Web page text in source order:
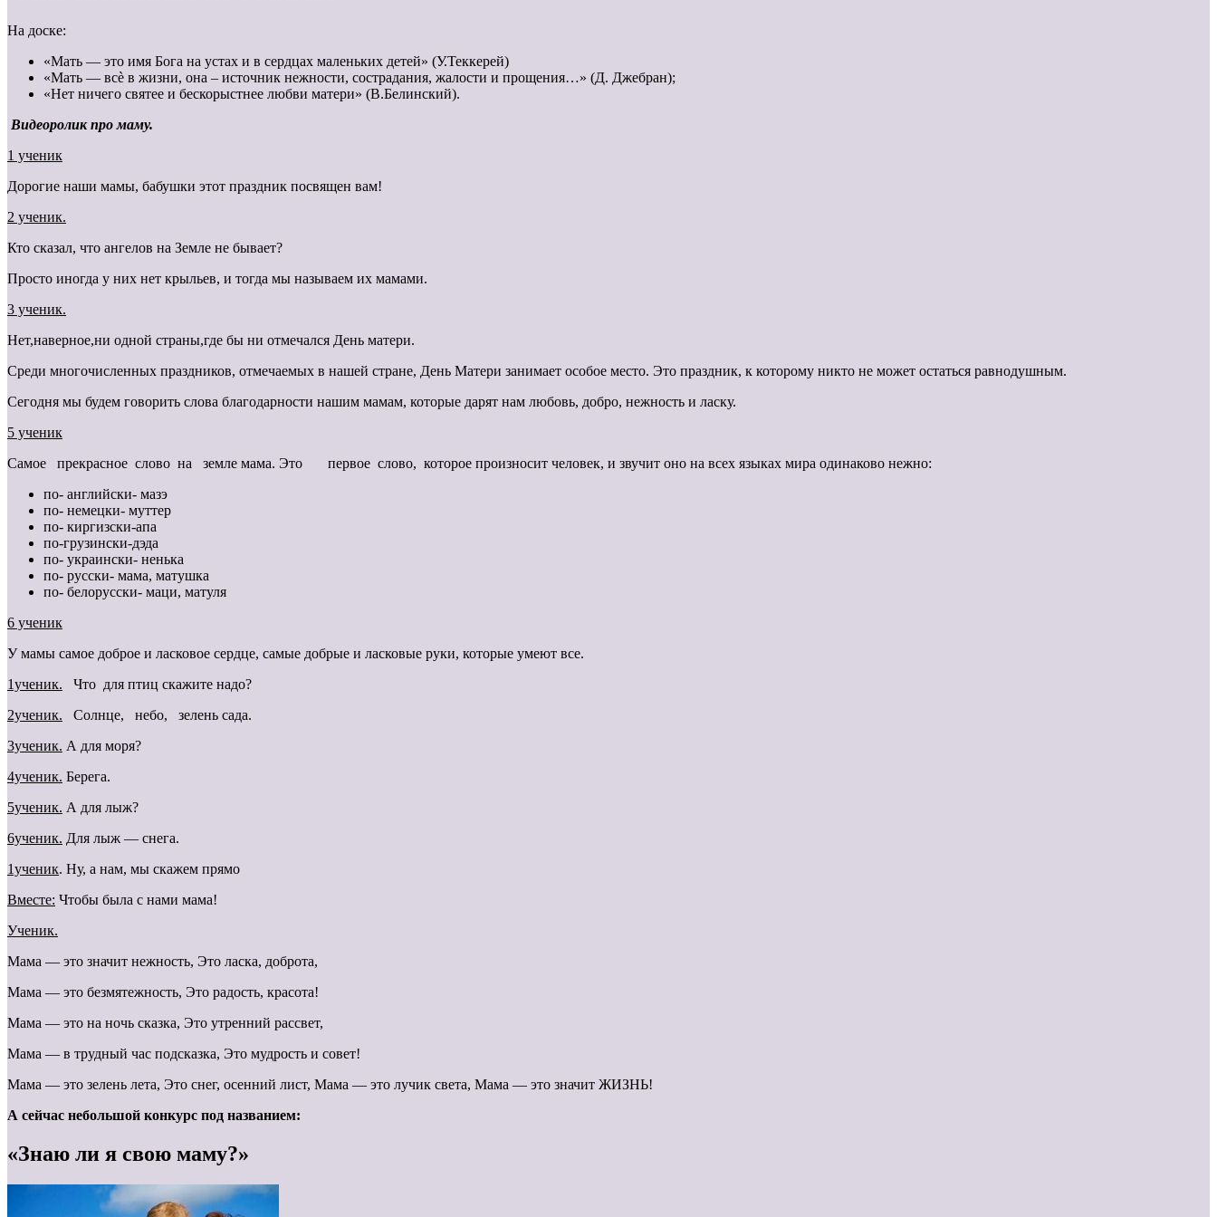
На доске:
«Мать — это имя Бога на устах и в сердцах маленьких детей» (У.Теккерей)
«Мать — всѐ в жизни, она – источник нежности, сострадания, жалости и прощения…» (Д. Джебран);
«Нет ничего святее и бескорыстнее любви матери» (В.Белинский).
Видеоролик про маму.
1 ученик
Дорогие наши мамы, бабушки этот праздник посвящен вам!
2 ученик.
Кто сказал, что ангелов на Земле не бывает?
Просто иногда у них нет крыльев, и тогда мы называем их мамами.
3 ученик.
Нет,наверное,ни одной страны,где бы ни отмечался День матери.
Среди многочисленных праздников, отмечаемых в нашей стране, День Матери занимает особое место. Это праздник, к которому никто не может остаться равнодушным.
Сегодня мы будем говорить слова благодарности нашим мамам, которые дарят нам любовь, добро, нежность и ласку.
5 ученик
Самое прекрасное слово на земле мама. Это первое слово, которое произносит человек, и звучит оно на всех языках мира одинаково нежно:
по- английски- мазэ
по- немецки- муттер
по- киргизски-апа
по-грузински-дэда
по- украински- ненька
по- русски- мама, матушка
по- белорусски- маци, матуля
6 ученик
У мамы самое доброе и ласковое сердце, самые добрые и ласковые руки, которые умеют все.
1ученик. Что для птиц скажите надо?
2ученик. Солнце, небо, зелень сада.
3ученик. А для моря?
4ученик. Берега.
5ученик. А для лыж?
6ученик. Для лыж — снега.
1ученик. Ну, а нам, мы скажем прямо
Вместе: Чтобы была с нами мама!
Ученик.
Мама — это значит нежность, Это ласка, доброта,
Мама — это безмятежность, Это радость, красота!
Мама — это на ночь сказка, Это утренний рассвет,
Мама — в трудный час подсказка, Это мудрость и совет!
Мама — это зелень лета, Это снег, осенний лист, Мама — это лучик света, Мама — это значит ЖИЗНЬ!
А сейчас небольшой конкурс под названием:
«Знаю ли я свою маму?»